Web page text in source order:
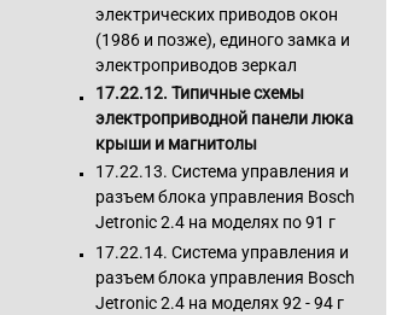
электрических приводов окон
(1986 и позже), единого замка и
электроприводов зеркал
17.22.12. Типичные схемы
электроприводной панели люка
крыши и магнитолы
17.22.13. Система управления и
разъем блока управления Bosch
Jetronic 2.4 на моделях по 91 г
17.22.14. Система управления и
разъем блока управления Bosch
Jetronic 2.4 на моделях 92 - 94 г